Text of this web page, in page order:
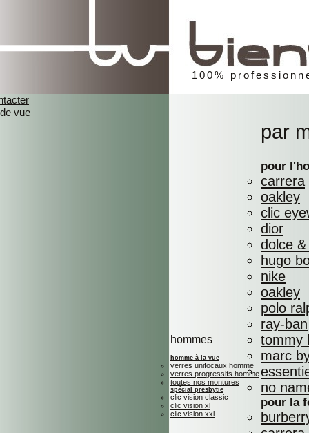
100%
vue
hommes
homme à la vue
verres unifocaux homme
verres progressifs homme
toutes nos montures
spécial presbytie
clic vision classic
clic vision xl
clic vision xxl
par
pour
carrera
oakley
clic
dior
dolce
hugo
nike
oakley
polo
ray-ban
tommy
marc
no
pour la